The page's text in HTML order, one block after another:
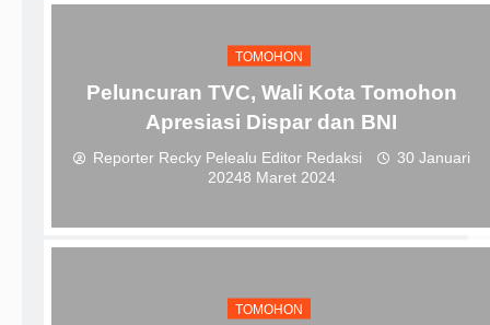
TOMOHON
Peluncuran TVC, Wali Kota Tomohon
Apresiasi Dispar dan BNI
Reporter Recky Pelealu Editor Redaksi
30 Januari
20248 Maret 2024
TOMOHON